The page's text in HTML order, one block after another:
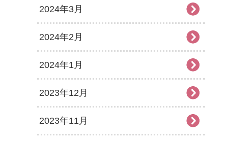
2024年3月
2024年2月
2024年1月
2023年12月
2023年11月